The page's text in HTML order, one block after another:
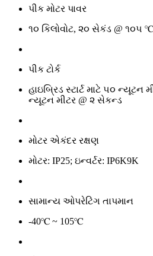
પીક મોટર પાવર
૧૦ કિલોવોટ, ૨૦ સેકંડ @ ૧૦૫ ℃
પીક ટોર્ક
હાઇબ્રિડ સ્ટાર્ટ માટે ૫૦ ન્યૂટન
ન્યૂટન મીટર @ ૨ સેકન્ડ
મોટર એકંદર રક્ષણ
મોટર: IP25; ઇન્વર્ટર: IP6K9K
સામાન્ય ઓપરેટિંગ તાપમાન
-40℃ ~ 105℃